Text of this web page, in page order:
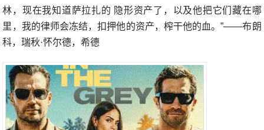
林，现在我知道萨拉扎的 隐形资产了，以及他把它们藏在哪
里，我的律师会冻结，扣押他的资产，榨干他的血。”——布朗
科，瑞秋·怀尔德，希德